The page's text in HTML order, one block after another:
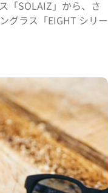
「SOLAIZ」から、さ
グラス「EIGHT シリー